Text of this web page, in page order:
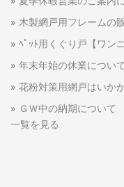
木製網戸用フレームの
ﾍﾟｯﾄ用くぐり戸【ワン
年末年始の休業について
花粉対策用網戸はいか
ＧＷ中の納期について
一覧を見る